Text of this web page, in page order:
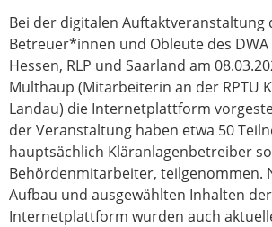
Bei der digitalen Auftaktveranstaltung
Betreuer*innen und Obleute des
Hessen, RLP und Saarland am
Multhaup (Mitarbeiterin an der RPTU
Landau) die Internetplattform
der Veranstaltung haben etwa 50
hauptsächlich Kläranlagenbetreiber
Behördenmitarbeiter, teilgenommen.
Aufbau und ausgewählten Inhalten der
Internetplattform wurden auch